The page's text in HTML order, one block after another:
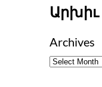
Արխիւ
Archives